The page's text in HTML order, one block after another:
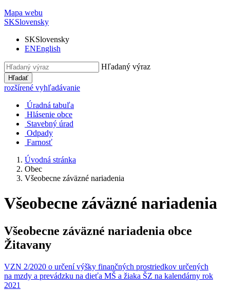
Mapa webu
SKSlovensky
SKSlovensky
ENEnglish
Hľadaný výraz
Hľadať
rozšírené vyhľadávanie
Úradná tabuľa
Hlásenie obce
Stavebný úrad
Odpady
Farnosť
Úvodná stránka
Obec
Všeobecne záväzné nariadenia
Všeobecne záväzné nariadenia
Všeobecne záväzné nariadenia obce
Žitavany
VZN 2/2020 o určení výšky finančných prostriedkov určených
na mzdy a prevádzku na dieťa MŠ a žiaka ŠZ na kalendárny rok
2021